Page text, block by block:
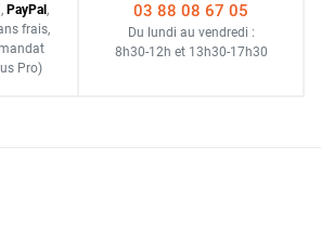
PayPal ,
frais,
Pro)
03 88 08 67 05
Du lundi au vendredi :
8h30-12h et 13h30-17h30